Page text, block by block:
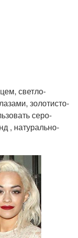
светло-
золотисто-
серо-
, натурально-